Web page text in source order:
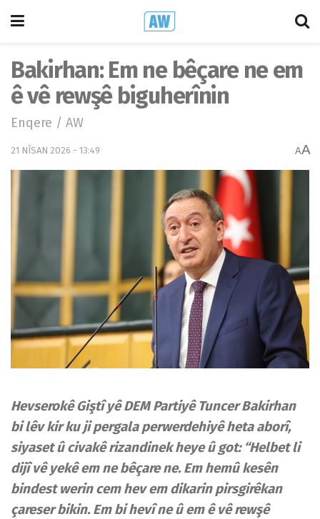
Bakirhan: Em ne bêçare ne em
ê vê rewşê biguherînin
Enqere / AW
21 NÎSAN 2026 - 13:49 AA
Hevserokê Giştî yê DEM Partiyê Tuncer Bakirhan
bi lêv kir ku ji pergala perwerdehiyê heta aborî,
siyaset û civakê rizandinek heye û got: “Helbet li
dijî vê yekê em ne bêçare ne. Em hemû kesên
bindest werin cem hev em dikarin pirsgirêkan
çareser bikin. Em bi hevî ne û em ê vê rewşê